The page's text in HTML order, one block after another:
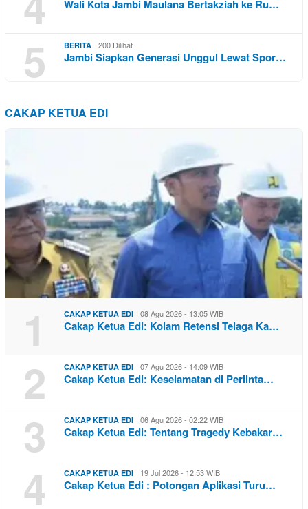
Wali Kota Jambi Maulana Bertakziah ke Ru…
5 BERITA 200 Dilihat
Jambi Siapkan Generasi Unggul Lewat Spor…
CAKAP KETUA EDI
1 CAKAP KETUA EDI 08 Agu 2026 - 13:05 WIB
Cakap Ketua Edi: Kolam Retensi Telaga Ka…
2 CAKAP KETUA EDI 07 Agu 2026 - 14:09 WIB
Cakap Ketua Edi: Keselamatan di Perlinta…
3 CAKAP KETUA EDI 06 Agu 2026 - 02:22 WIB
Cakap Ketua Edi: Tentang Tragedy Kebakar…
4 CAKAP KETUA EDI 19 Jul 2026 - 12:53 WIB
Cakap Ketua Edi : Potongan Aplikasi Turu…